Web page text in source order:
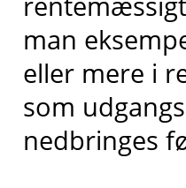
man
eller mere i
som
nedbringes